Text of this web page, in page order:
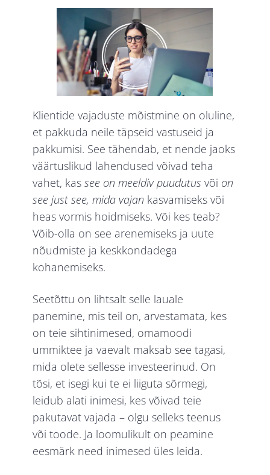
Klientide vajaduste mõistmine on oluline,
et pakkuda neile täpseid vastuseid ja
pakkumisi. See tähendab, et nende jaoks
väärtuslikud lahendused võivad teha
vahet, kassee on meeldiv puudutus või on
see just see, mida vajan kasvamiseks või
heas vormis hoidmiseks. Või kes teab?
Võib-olla on see arenemiseks ja uute
nõudmiste ja keskkondadega
kohanemiseks.
Seetõttu on lihtsalt selle lauale
panemine, mis teil on, arvestamata, kes
on teie sihtinimesed, omamoodi
ummiktee ja vaevalt maksab see tagasi,
mida olete sellesse investeerinud. On
tõsi, et isegi kui te ei liiguta sõrmegi,
leidub alati inimesi, kes võivad teie
pakutavat vajada – olgu selleks teenus
või toode. Ja loomulikult on peamine
eesmärk need inimesed üles leida.